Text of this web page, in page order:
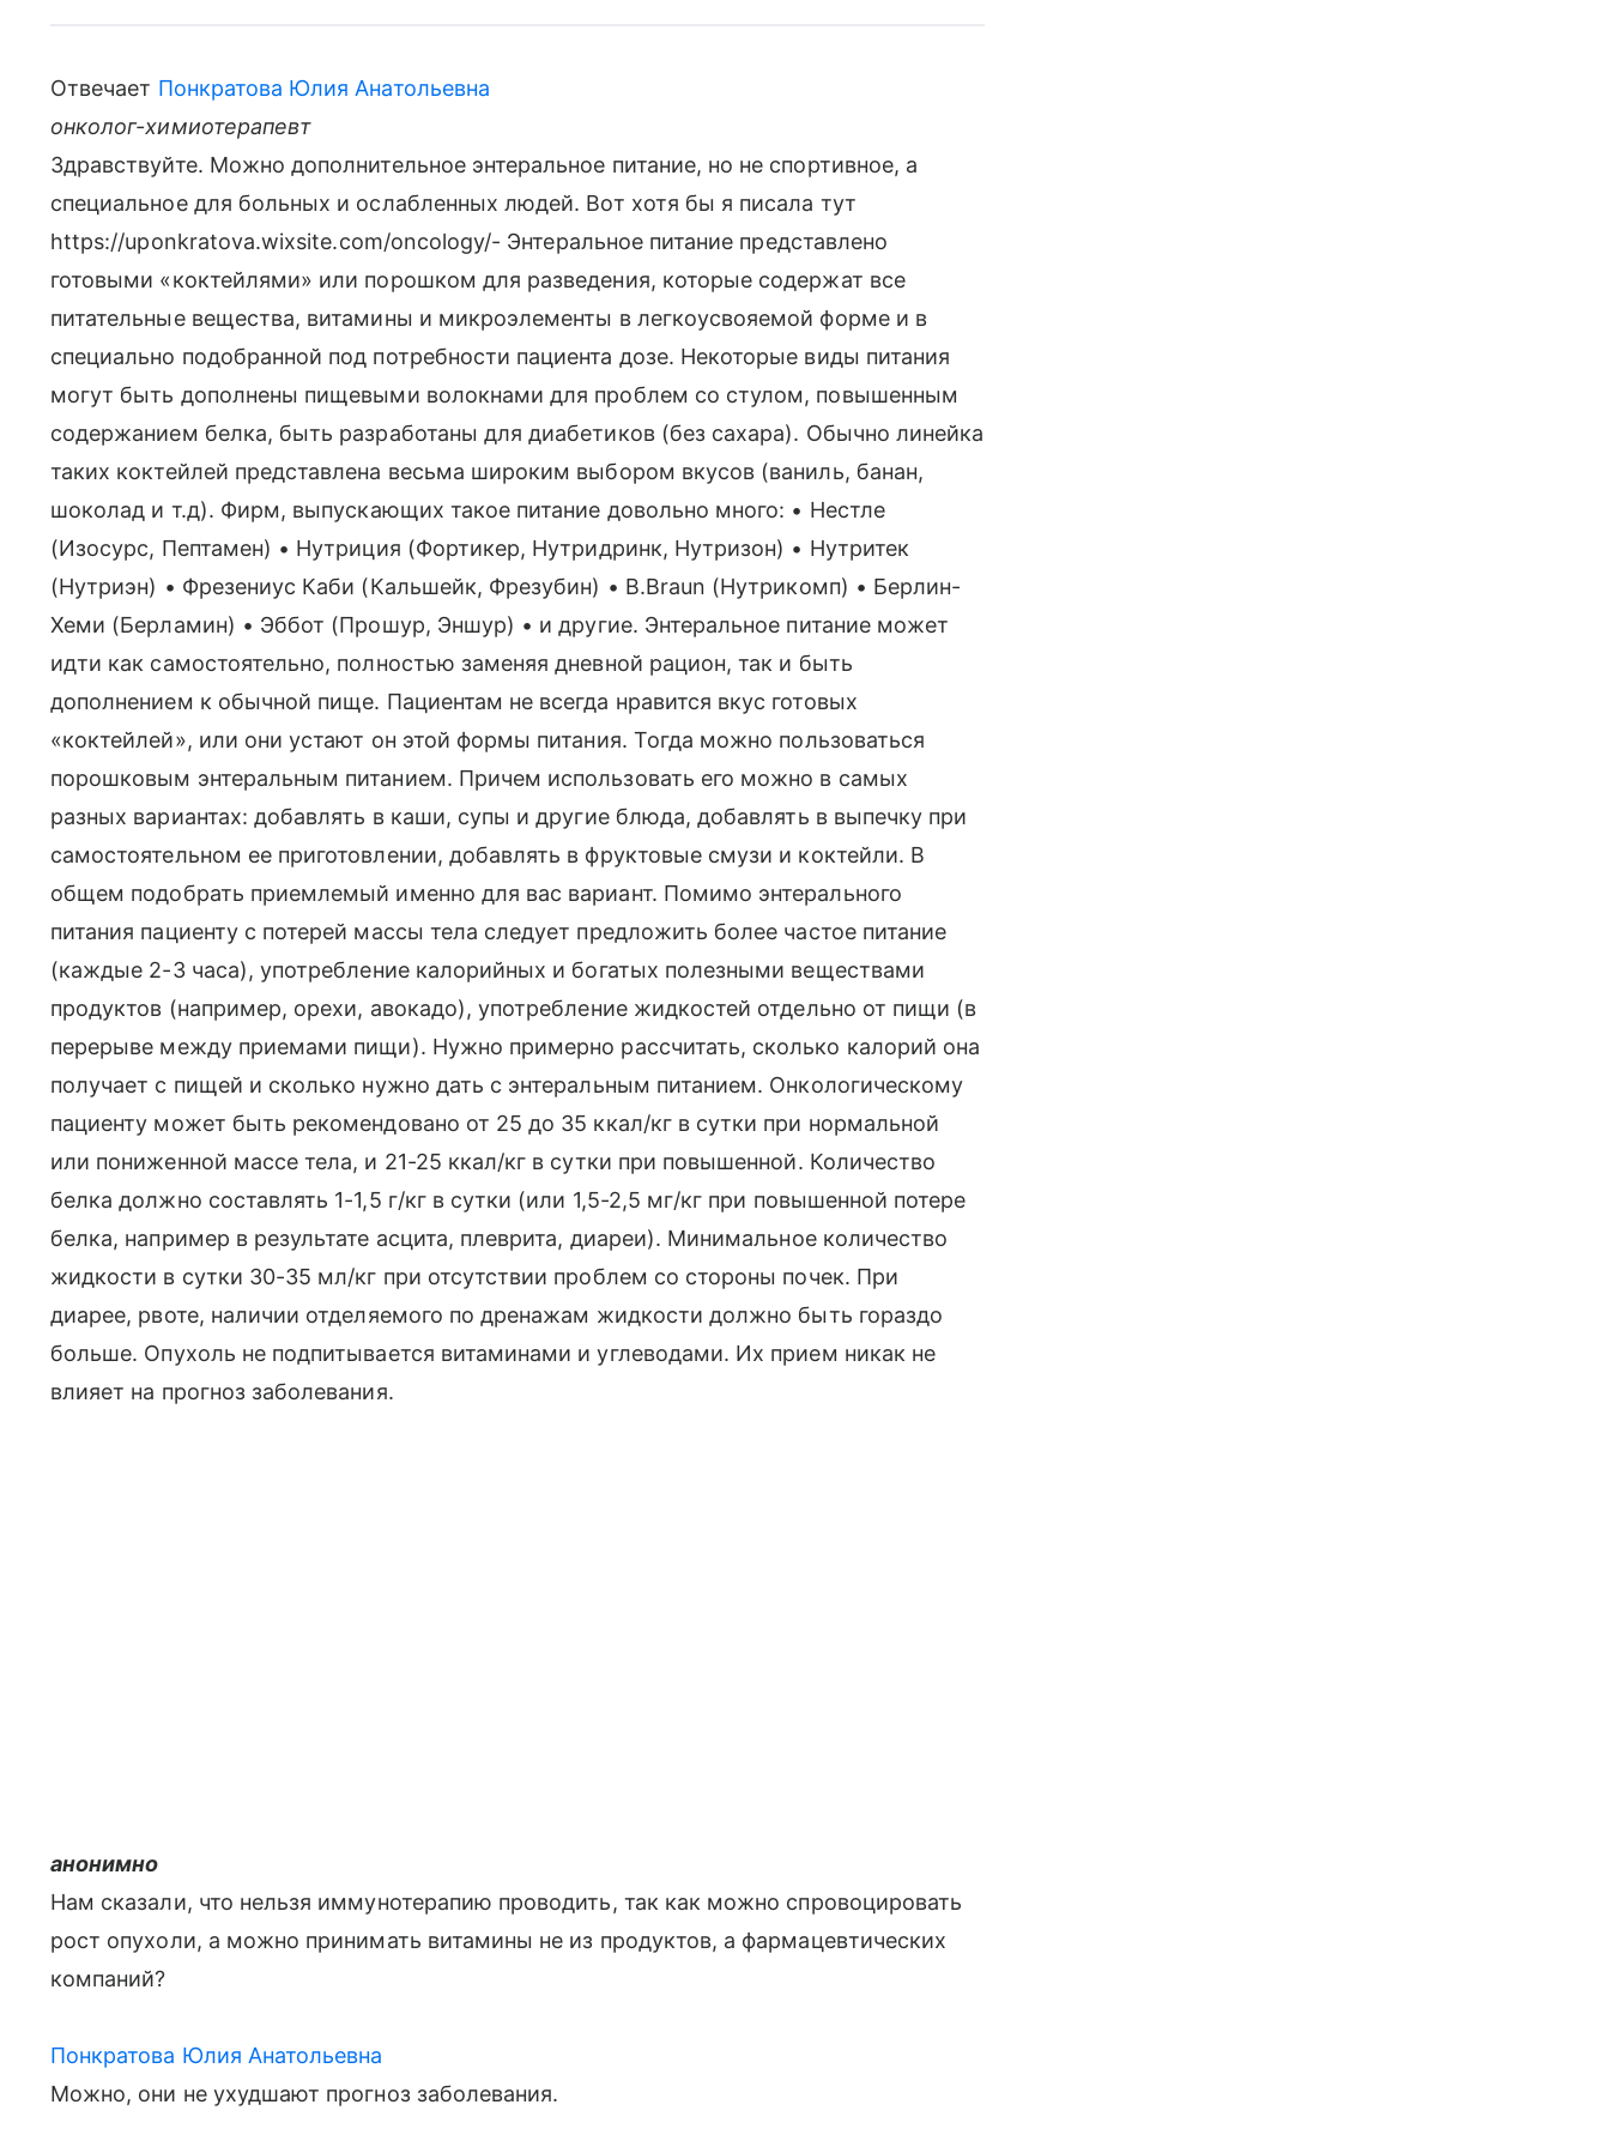
Отвечает Понкратова Юлия Анатольевна
онколог-химиотерапевт
Здравствуйте. Можно дополнительное энтеральное питание, но не спортивное, а
специальное для больных и ослабленных людей. Вот хотя бы я писала тут
https://uponkratova.wixsite.com/oncology/- Энтеральное питание представлено
готовыми «коктейлями» или порошком для разведения, которые содержат все
питательные вещества, витамины и микроэлементы в легкоусвояемой форме и в
специально подобранной под потребности пациента дозе. Некоторые виды питания
могут быть дополнены пищевыми волокнами для проблем со стулом, повышенным
содержанием белка, быть разработаны для диабетиков (без сахара). Обычно линейка
таких коктейлей представлена весьма широким выбором вкусов (ваниль, банан,
шоколад и т.д). Фирм, выпускающих такое питание довольно много: • Нестле
(Изосурс, Пептамен) • Нутриция (Фортикер, Нутридринк, Нутризон) • Нутритек
(Нутриэн) • Фрезениус Каби (Кальшейк, Фрезубин) • B.Braun (Нутрикомп) • Берлин-
Хеми (Берламин) • Эббот (Прошур, Эншур) • и другие. Энтеральное питание может
идти как самостоятельно, полностью заменяя дневной рацион, так и быть
дополнением к обычной пище. Пациентам не всегда нравится вкус готовых
«коктейлей», или они устают он этой формы питания. Тогда можно пользоваться
порошковым энтеральным питанием. Причем использовать его можно в самых
разных вариантах: добавлять в каши, супы и другие блюда, добавлять в выпечку при
самостоятельном ее приготовлении, добавлять в фруктовые смузи и коктейли. В
общем подобрать приемлемый именно для вас вариант. Помимо энтерального
питания пациенту с потерей массы тела следует предложить более частое питание
(каждые 2-3 часа), употребление калорийных и богатых полезными веществами
продуктов (например, орехи, авокадо), употребление жидкостей отдельно от пищи (в
перерыве между приемами пищи). Нужно примерно рассчитать, сколько калорий она
получает с пищей и сколько нужно дать с энтеральным питанием. Онкологическому
пациенту может быть рекомендовано от 25 до 35 ккал/кг в сутки при нормальной
или пониженной массе тела, и 21-25 ккал/кг в сутки при повышенной. Количество
белка должно составлять 1-1,5 г/кг в сутки (или 1,5-2,5 мг/кг при повышенной потере
белка, например в результате асцита, плеврита, диареи). Минимальное количество
жидкости в сутки 30-35 мл/кг при отсутствии проблем со стороны почек. При
диарее, рвоте, наличии отделяемого по дренажам жидкости должно быть гораздо
больше. Опухоль не подпитывается витаминами и углеводами. Их прием никак не
влияет на прогноз заболевания.
анонимно
Нам сказали, что нельзя иммунотерапию проводить, так как можно спровоцировать
рост опухоли, а можно принимать витамины не из продуктов, а фармацевтических
компаний?
Понкратова Юлия Анатольевна
Можно, они не ухудшают прогноз заболевания.